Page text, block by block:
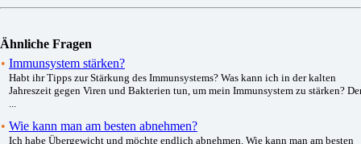
Ähnliche Fragen
• Immunsystem stärken?
Habt ihr Tipps zur Stärkung des Immunsystems? Was kann ich in der kalten
Jahreszeit gegen Viren und Bakterien tun, um mein Immunsystem zu stärken?
• Wie kann man am besten abnehmen?
Ich habe Übergewicht und möchte endlich abnehmen. Wie kann man am besten